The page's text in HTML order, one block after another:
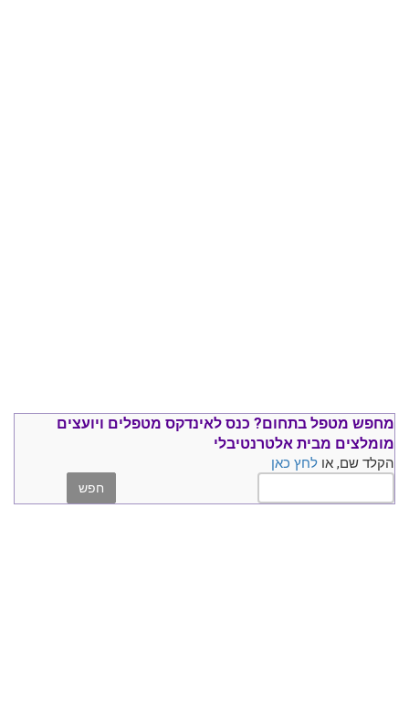
מחפש מטפל בתחום? כנס לאינדקס מטפלים ויועצים
מומלצים מבית אלטרנטיבלי
הקלד שם, או לחץ כאן